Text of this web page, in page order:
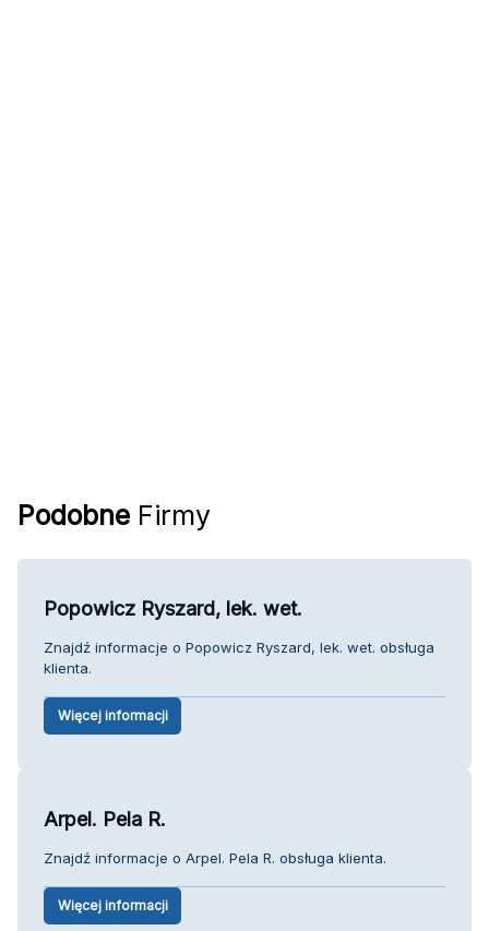
Podobne Firmy
Popowicz Ryszard, lek. wet.
Znajdź informacje o Popowicz Ryszard, lek. wet. obsługa
klienta.
Więcej informacji
Arpel. Pela R.
Znajdź informacje o Arpel. Pela R. obsługa klienta.
Więcej informacji